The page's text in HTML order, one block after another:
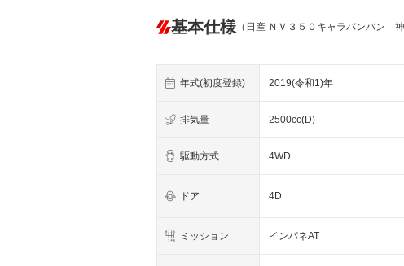
基本仕様 （日産 ＮＶ３５０キャラバンバン 神
年式(初度登録) 2019(令和1)年
排気量 2500cc(D)
駆動方式 4WD
ドア 4D
ミッション インパネAT